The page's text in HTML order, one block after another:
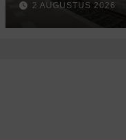
2 AUGUSTUS 2026